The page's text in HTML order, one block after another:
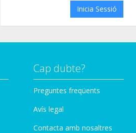
Inicia Sessió
Cap dubte?
Preguntes freqüents
Avís legal
Contacta amb nosaltres